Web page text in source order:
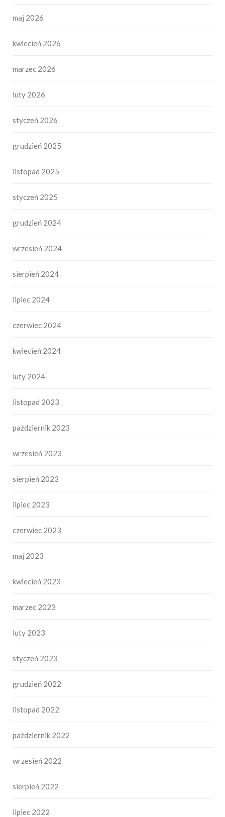
maj 2026
kwiecień 2026
marzec 2026
luty 2026
styczeń 2026
grudzień 2025
listopad 2025
styczeń 2025
grudzień 2024
wrzesień 2024
sierpień 2024
lipiec 2024
czerwiec 2024
kwiecień 2024
luty 2024
listopad 2023
październik 2023
wrzesień 2023
sierpień 2023
lipiec 2023
czerwiec 2023
maj 2023
kwiecień 2023
marzec 2023
luty 2023
styczeń 2023
grudzień 2022
listopad 2022
październik 2022
wrzesień 2022
sierpień 2022
lipiec 2022